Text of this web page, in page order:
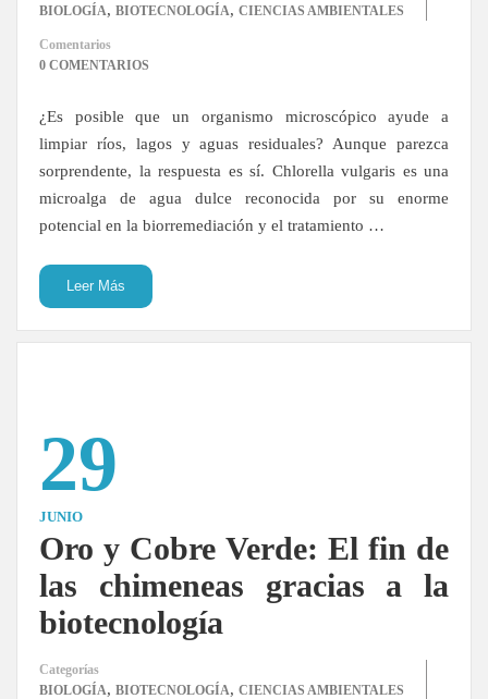
BIOLOGÍA, BIOTECNOLOGÍA, CIENCIAS AMBIENTALES
Comentarios
0 COMENTARIOS
¿Es posible que un organismo microscópico ayude a
limpiar ríos, lagos y aguas residuales? Aunque parezca
sorprendente, la respuesta es sí. Chlorella vulgaris es una
microalga de agua dulce reconocida por su enorme
potencial en la biorremediación y el tratamiento …
Leer Más
29
JUNIO
Oro y Cobre Verde: El fin de
las chimeneas gracias a la
biotecnología
Categorías
BIOLOGÍA, BIOTECNOLOGÍA, CIENCIAS AMBIENTALES